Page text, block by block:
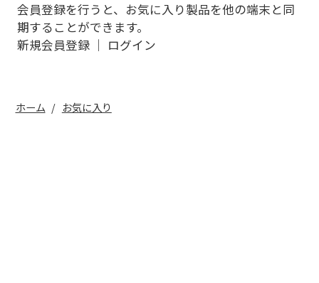
会員登録を行うと、お気に入り製品を他の端末と同
期することができます。
新規会員登録｜ ログイン
ホーム お気に入り